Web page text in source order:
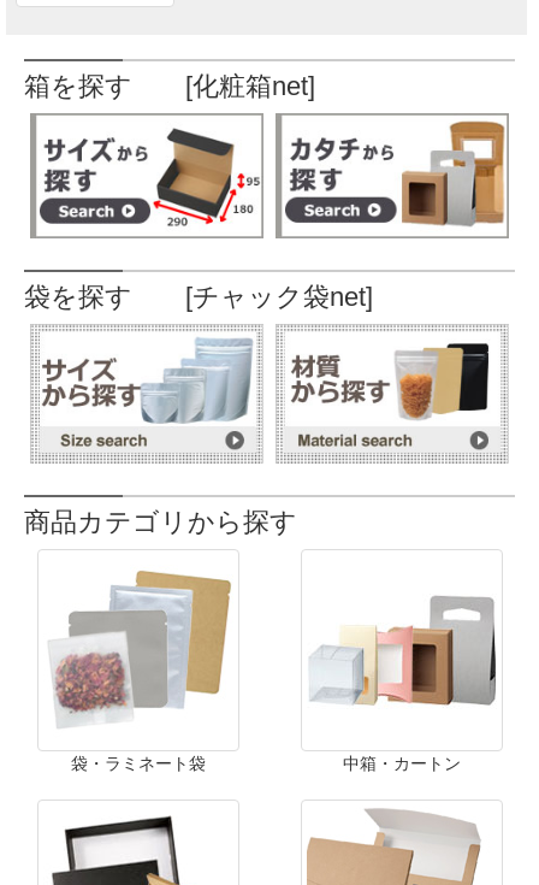
箱を探す [化粧箱net]
袋を探す [チャック袋net]
商品カテゴリから探す
袋・ラミネート袋 中箱・カートン